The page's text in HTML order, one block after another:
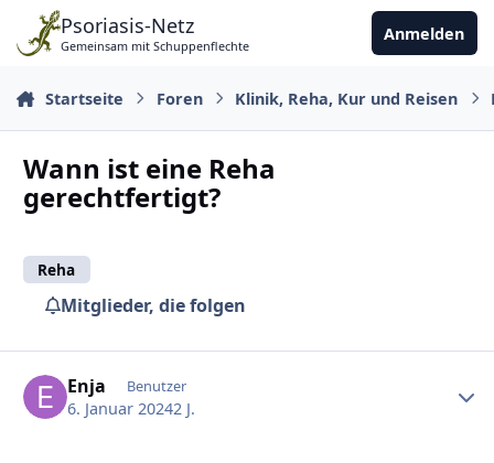
Zu Inhalt springen
Psoriasis-Netz
Gemeinsam mit Schuppenflechte
Anmelden
Startseite Foren Klinik, Reha, Kur und Reisen
Wann ist eine Reha
gerechtfertigt?
Reha
Mitglieder, die folgen
Enja Benutzer
6. Januar 20242 J.